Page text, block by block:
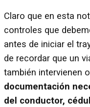
Claro que en esta
controles que
antes de iniciar el
de recordar que un
también intervienen
documentación
del conductor,